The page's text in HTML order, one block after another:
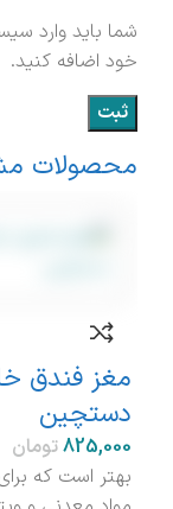
شما باید وارد
خود اضافه کنید.
محصولات
مغز فندق
دستچین
تومان
بهتر است که